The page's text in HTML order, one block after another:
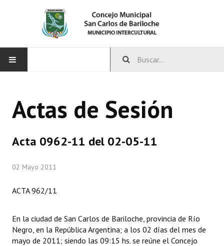
CONCEJO
Comisiones Permanentes
Comisiones Especiales
Concejales Mandato Cumplido
Programas
Actas de Sesión
Acta 0962-11 del 02-05-11
02 Mayo 2011
ACTA 962/11
En la ciudad de San Carlos de Bariloche, provincia de Río
Negro, en la República Argentina; a los 02 días del mes de
mayo de 2011; siendo las 09:15 hs. se reúne el Concejo